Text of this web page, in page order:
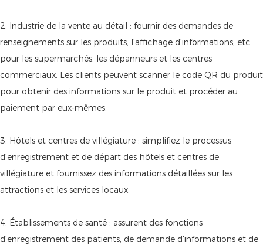
2. Industrie de la vente au détail : fournir des demandes de
renseignements sur les produits, l'affichage d'informations, etc.
pour les supermarchés, les dépanneurs et les centres
commerciaux. Les clients peuvent scanner le code QR du produit
pour obtenir des informations sur le produit et procéder au
paiement par eux-mêmes.
3. Hôtels et centres de villégiature : simplifiez le processus
d'enregistrement et de départ des hôtels et centres de
villégiature et fournissez des informations détaillées sur les
attractions et les services locaux.
4. Établissements de santé : assurent des fonctions
d'enregistrement des patients, de demande d'informations et de